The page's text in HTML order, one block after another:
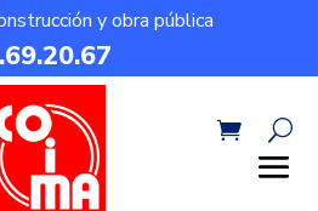
y obra pública